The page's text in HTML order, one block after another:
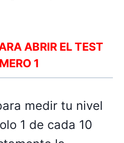
ABRIR EL TEST
1
medir tu nivel
1 de cada 10